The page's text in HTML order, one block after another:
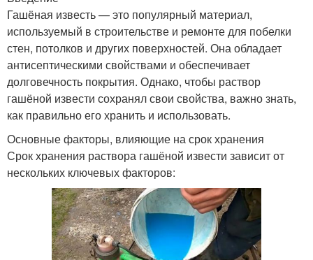
Гашёная известь — это популярный материал,
используемый в строительстве и ремонте для побелки
стен, потолков и других поверхностей. Она обладает
антисептическими свойствами и обеспечивает
долговечность покрытия. Однако, чтобы раствор
гашёной извести сохранял свои свойства, важно знать,
как правильно его хранить и использовать.
Основные факторы, влияющие на срок хранения
Срок хранения раствора гашёной извести зависит от
нескольких ключевых факторов: